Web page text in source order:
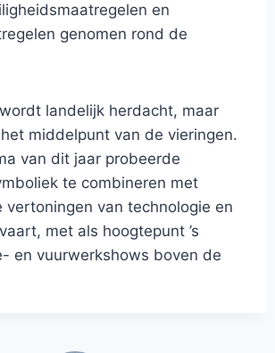
en
genomen rond de
landelijk herdacht, maar
middelpunt van de vieringen.
van dit jaar probeerde
te combineren met
vertoningen van technologie en
met als hoogtepunt ’s
en vuurwerkshows boven de